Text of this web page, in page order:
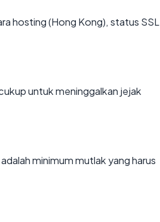
hosting (Hong Kong), status SSL
untuk meninggalkan jejak
minimum mutlak yang harus